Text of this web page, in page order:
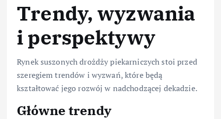
Trendy, wyzwania
i perspektywy
Rynek suszonych drożdży piekarniczych stoi przed
szeregiem trendów i wyzwań, które będą
kształtować jego rozwój w nadchodzącej dekadzie.
Główne trendy